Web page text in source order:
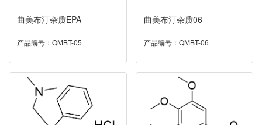
024普拉洛芬
025利奈唑胺
026盐酸达拉他韦
027丁酸氯维地平
曲美布汀杂质EPA
产品编号：QMBT-05
曲美布汀杂质06
产品编号：QMBT-06